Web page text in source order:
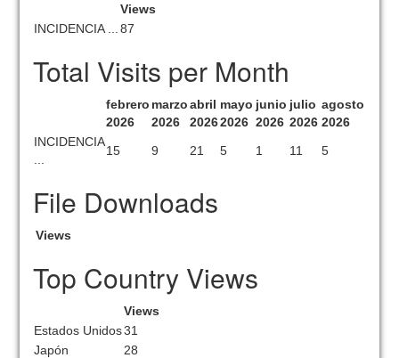
Views
INCIDENCIA ...
87
Total Visits per Month
febrero
2026
marzo
2026
abril
2026
mayo
2026
junio
2026
julio
2026
agosto
2026
INCIDENCIA
15 9 21 5 1 11 5
File Downloads
Views
Top Country Views
Views
Estados Unidos31
Japón
28